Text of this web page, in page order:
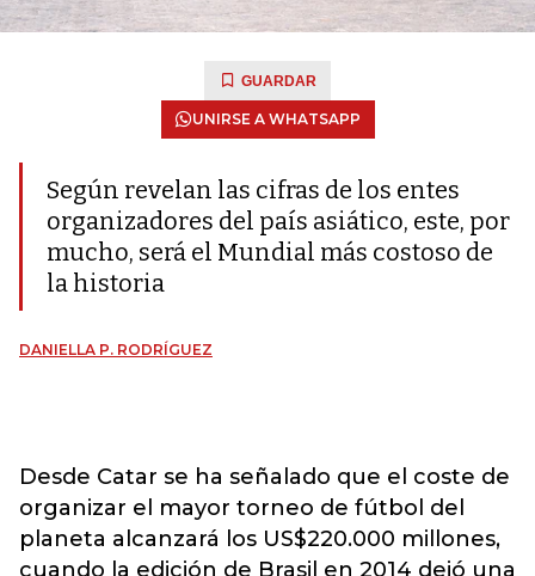
GUARDAR
UNIRSE A WHATSAPP
Según revelan las cifras de los entes
organizadores del país asiático, este, por
mucho, será el Mundial más costoso de
la historia
DANIELLA P. RODRÍGUEZ
Desde Catar se ha señalado que el coste de
organizar el mayor torneo de fútbol del
planeta alcanzará los US$220.000 millones,
cuando la edición de Brasil en 2014 dejó una